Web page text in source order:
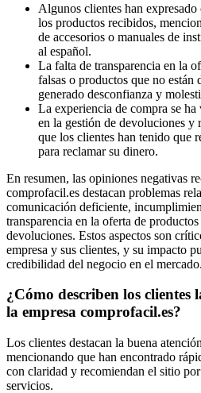
Algunos clientes han
los productos recibidos,
de accesorios o manuales de
al español.
La falta de transparencia en la
falsas o productos que no están
generado desconfianza y
La experiencia de compra se
en la gestión de devoluciones y
que los clientes han tenido que
para reclamar su dinero.
En resumen, las opiniones negativas
comprofacil.es destacan problemas
comunicación deficiente,
transparencia en la oferta de
devoluciones. Estos aspectos son
empresa y sus clientes, y su impacto
credibilidad del negocio en el mercado.
¿Cómo describen los clientes
la empresa comprofacil.es?
Los clientes destacan la buena
mencionando que han encontrado
con claridad y recomiendan el sitio
servicios.